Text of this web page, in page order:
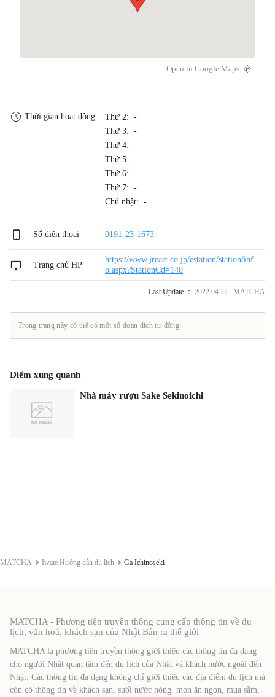
Open in Google Maps
Thời gian hoạt động
Thứ 2: -
Thứ 3: -
Thứ 4: -
Thứ 5: -
Thứ 6: -
Thứ 7: -
Chủ nhật: -
Số điện thoại 0191-23-1673
Trang chủ HP
https://www.jreast.co.jp/estation/station/inf
o.aspx?StationCd=140
Last Update ： 2022.04.22 MATCHA
Trong trang này có thể có một số đoạn dịch tự động.
Điểm xung quanh
Nhà máy rượu Sake Sekinoichi
MATCHA Iwate Hướng dẫn du lịch Ga Ichinoseki
MATCHA - Phương tiện truyền thông cung cấp thông tin về du
lịch, văn hoá, khách sạn của Nhật Bản ra thế giới
MATCHA là phương tiện truyền thông giới thiệu các thông tin đa dạng
cho người Nhật quan tâm đến du lịch của Nhật và khách nước ngoài đến
Nhật. Các thông tin đa dạng không chỉ giới thiệu các địa điểm du lịch mà
còn có thông tin về khách sạn, suối nước nóng, món ăn ngon, mua sắm,